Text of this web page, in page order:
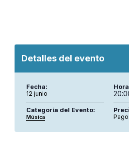
Detalles del evento
Fecha:
12 junio
Categoría del Evento:
Música
Pago